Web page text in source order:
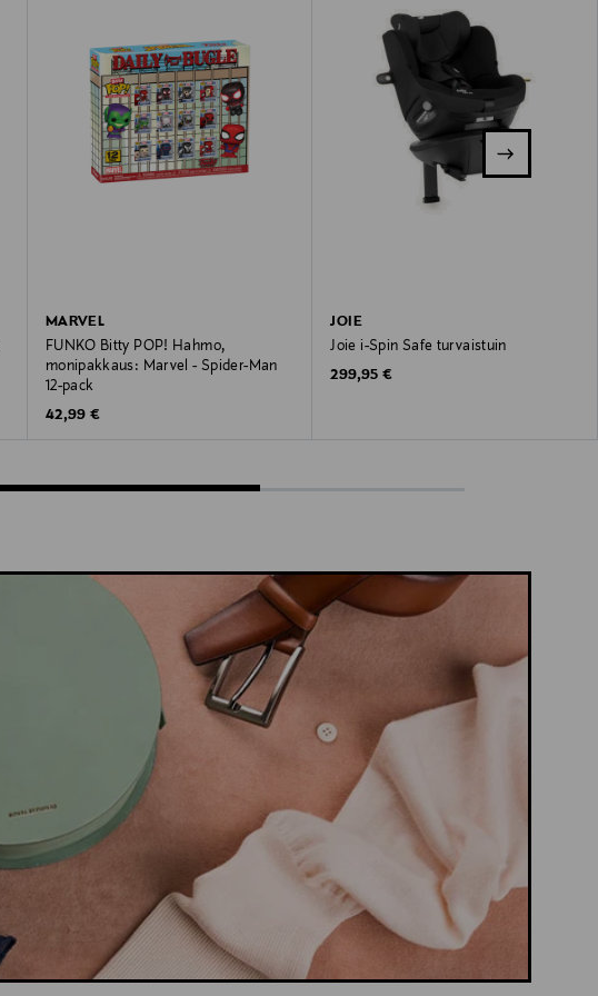
MARVEL
FUNKO Bitty POP! Hahmo,
monipakkaus: Marvel - Spider-Man
12-pack
Original Price
42,99 €
JOIE
Joie i-Spin Safe turvaistuin
Original Price
299,95 €